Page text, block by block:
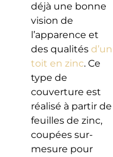
déjà une bonne
vision de
l’apparence et
des qualités d’un
toit en zinc. Ce
type de
couverture est
réalisé à partir de
feuilles de zinc,
coupées sur-
mesure pour